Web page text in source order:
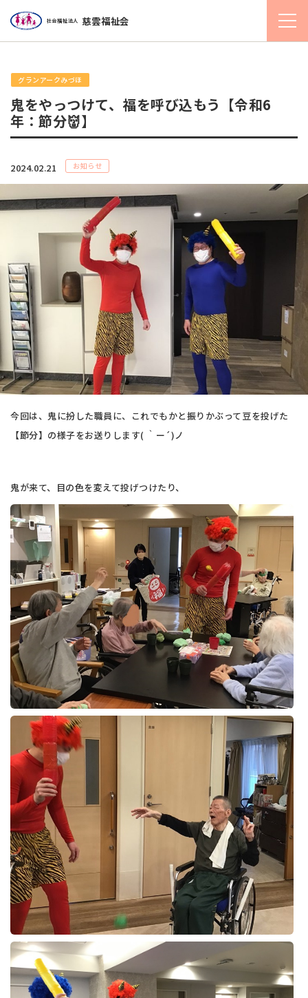
社会福祉法人 慈雲福祉会
グランアークみづほ
鬼をやっつけて、福を呼び込もう【令和6
年：節分👹】
2024.02.21 お知らせ
今回は、鬼に扮した職員に、これでもかと振りかぶって豆を投げた
【節分】の様子をお送りします( ｀ー´)ノ
鬼が来て、目の色を変えて投げつけたり、